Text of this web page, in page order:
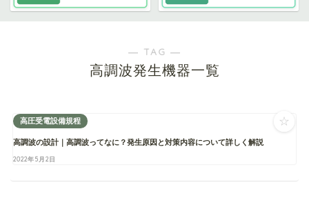
― TAG ―
高調波発生機器一覧
高圧受電設備規程
高調波の設計｜高調波ってなに？発生原因と対策内容について詳しく解説
2022年5月2日
☆